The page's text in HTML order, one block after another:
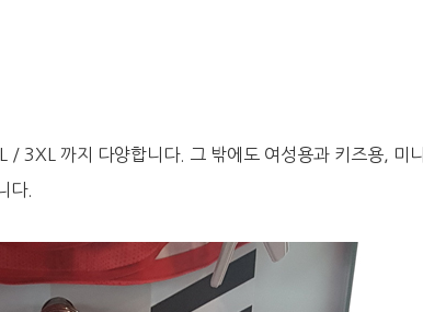
3XL 까지 다양합니다. 그 밖에도 여성용과 키즈용, 미니
다.